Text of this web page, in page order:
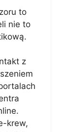
to
nie to
z
krew,